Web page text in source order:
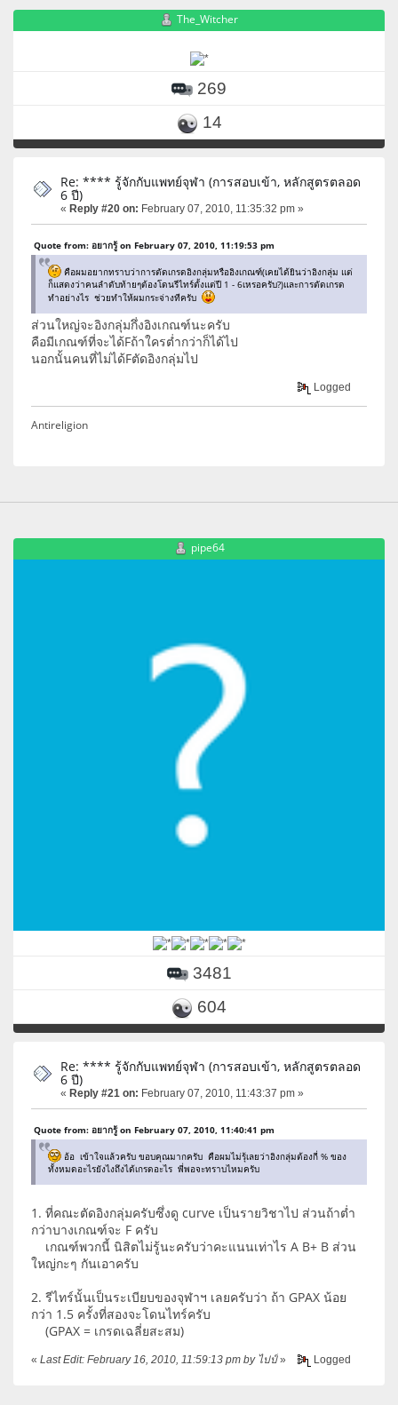
The_Witcher
269
14
Re: **** รู้จักกับแพทย์จุฬา (การสอบเข้า, หลักสูตรตลอด
6 ปี)
« Reply #20 on: February 07, 2010, 11:35:32 pm »
Quote from: อยากรู้ on February 07, 2010, 11:19:53 pm
คือผมอยากทราบว่าการตัดเกรดอิงกลุ่มหรืออิงเกณฑ์(เคยได้ยินว่าอิงกลุ่ม แต่
ก็แสดงว่าคนลำดับท้ายๆต้องโดนรีไทร์ตั้งแต่ปี 1 - 6เหรอครับ?)และการตัดเกรด
ทำอย่างไร ช่วยทำให้ผมกระจ่างทีครับ
ส่วนใหญ่จะอิงกลุ่มกึ่งอิงเกณฑ์นะครับ
คือมีเกณฑ์ที่จะได้Fถ้าใครต่ำกว่าก็ได้ไป
นอกนั้นคนที่ไม่ได้Fตัดอิงกลุ่มไป
Logged
Antireligion
pipe64
3481
604
Re: **** รู้จักกับแพทย์จุฬา (การสอบเข้า, หลักสูตรตลอด
6 ปี)
« Reply #21 on: February 07, 2010, 11:43:37 pm »
Quote from: อยากรู้ on February 07, 2010, 11:40:41 pm
อ้อ เข้าใจแล้วครับ ขอบคุณมากครับ คือผมไม่รุ้เลยว่าอิงกลุ่มต้องกี่ % ของ
ทั้งหมดอะไรยังไงถึงได้เกรดอะไร พี่พอจะทราบไหมครับ
1. ที่คณะตัดอิงกลุ่มครับซึ่งดู curve เป็นรายวิชาไป ส่วนถ้าต่ำ
กว่าบางเกณฑ์จะ F ครับ
เกณฑ์พวกนี้ นิสิตไม่รู้นะครับว่าคะแนนเท่าไร A B+ B ส่วน
ใหญ่กะๆ กันเอาครับ
2. รีไทร์นั้นเป็นระเบียบของจุฬาฯ เลยครับว่า ถ้า GPAX น้อย
กว่า 1.5 ครั้งที่สองจะโดนไทร์ครับ
(GPAX = เกรดเฉลี่ยสะสม)
« Last Edit: February 16, 2010, 11:59:13 pm by ไปป์» Logged